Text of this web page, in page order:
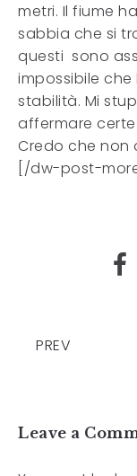
metri. Il fiume
sabbia che si
questi sono
impossibile
stabilità. Mi
affermare certe
Credo che non
[/dw-post-
PREV
Leave a